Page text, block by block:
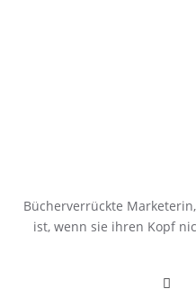
Bücherverrückte
ist, wenn sie ihren Kopf